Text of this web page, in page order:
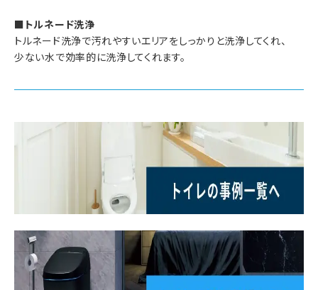
■トルネード洗浄
トルネード洗浄で汚れやすいエリアをしっかりと洗浄してくれ、
少ない水で効率的に洗浄してくれます。